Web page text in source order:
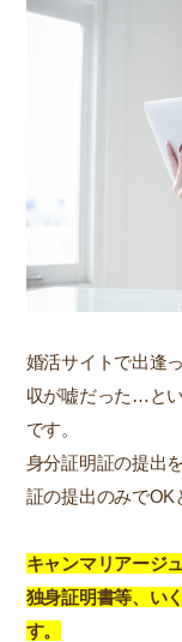
婚活サイトで出逢
収が嘘だった…と
です。
身分証明証の提出
証の提出のみでOK
キャンマリアージ
独身証明書等、い
す。